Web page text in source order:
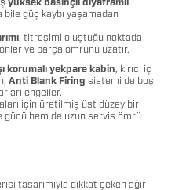
yüksek basınçlı diyaframlı
bile güç kaybı yaşamadan
, titreşimi oluştuğu noktada
ve parça ömrünü uzatır.
korumalı yekpare kabin, kırıcı iç
Anti Blank Firing sistemi de boş
engeller.
için üretilmiş üst düzey bir
gücü hem de uzun servis ömrü
tasarımıyla dikkat çeken ağır